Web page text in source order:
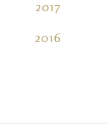
2017
2016